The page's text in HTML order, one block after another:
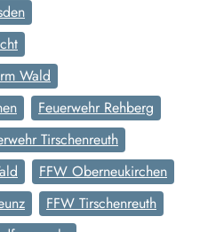
Wald
Feuerwehr Rehberg
Tirschenreuth
FFW Oberneukirchen
FFW Tirschenreuth